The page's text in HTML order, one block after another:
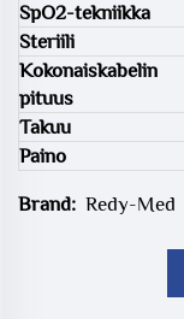
SpO2-tekniikka
Steriili
Kokonaiskabelin
pituus
Takuu
Paino
Brand: Redy-Med